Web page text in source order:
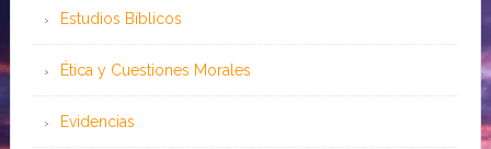
Estudios Bíblicos
Ética y Cuestiones Morales
Evidencias